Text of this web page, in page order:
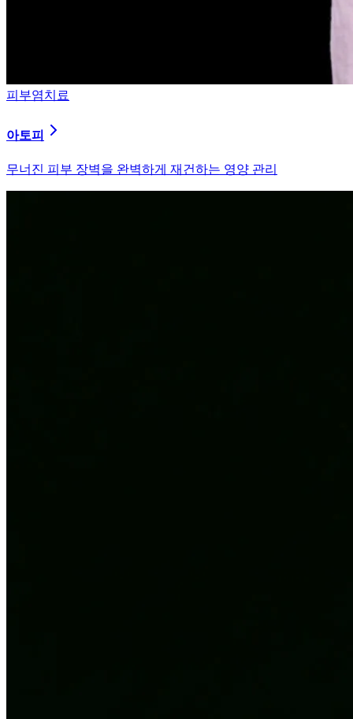
피부염치료
아토피
무너진 피부 장벽을 완벽하게 재건하는 영양 관리